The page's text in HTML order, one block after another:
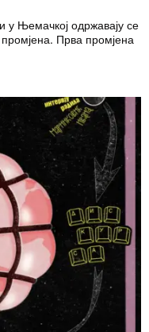
у Њемачкој одржавају се
промјена. Прва промјена